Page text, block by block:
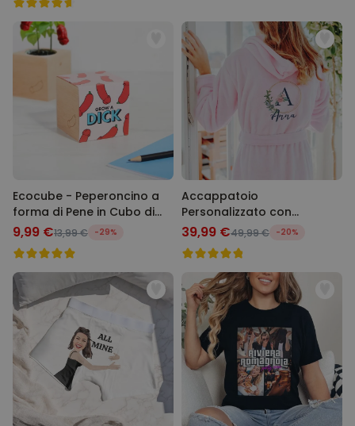
Ecocube - Peperoncino a
forma di Pene in Cubo di
Legno
9,99 €13,99 € -29%
Accappatoio
Personalizzato con
Monogramma Floreale e
Testo
39,99 €49,99 € -20%